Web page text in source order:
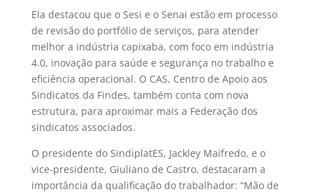
Ela destacou que o Sesi e o Senai estão em processo
de revisão do portfólio de serviços, para atender
melhor a indústria capixaba, com foco em indústria
4.0, inovação para saúde e segurança no trabalho e
eficiência operacional. O CAS, Centro de Apoio aos
Sindicatos da Findes, também conta com nova
estrutura, para aproximar mais a Federação dos
sindicatos associados.
O presidente do SindiplatES, Jackley Maifredo, e o
vice-presidente, Giuliano de Castro, destacaram a
importância da qualificação do trabalhador: “Mão de